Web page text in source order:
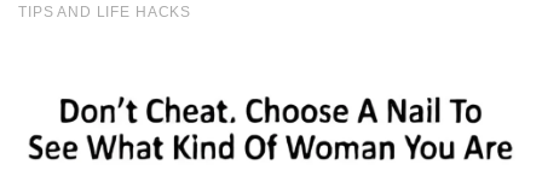
TIPS AND LIFE HACKS